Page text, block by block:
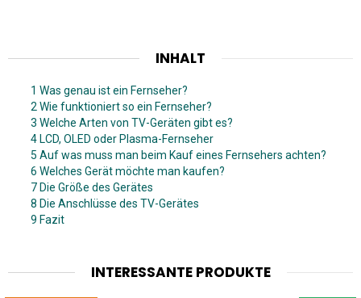
INHALT
1 Was genau ist ein Fernseher?
2 Wie funktioniert so ein Fernseher?
3 Welche Arten von TV-Geräten gibt es?
4 LCD, OLED oder Plasma-Fernseher
5 Auf was muss man beim Kauf eines Fernsehers achten?
6 Welches Gerät möchte man kaufen?
7 Die Größe des Gerätes
8 Die Anschlüsse des TV-Gerätes
9 Fazit
INTERESSANTE PRODUKTE